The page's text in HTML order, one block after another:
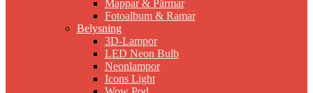
Mappar & Pärmar
Fotoalbum & Ramar
Belysning
3D-Lampor
LED Neon Bulb
Neonlampor
Icons Light